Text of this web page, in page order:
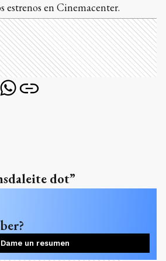
estrenos en Cinemacenter.
dot”
Dame un resumen